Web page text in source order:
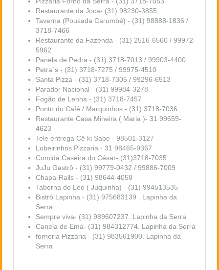
Restaurante da Joca- (31) 98230-3855
Taverna (Pousada Carumbé) - (31) 98888-1836 /
3718-7466
Restaurante da Fazenda - (31) 2516-6560 / 99972-
5962
Panela de Pedra - (31) 3718-7013 / 99903-4400
Petra`s - (31) 3718-7275 / 99975-4510
Santa Pizza - (31) 3718-7305 / 99296-6513
Parador Nacional - (31) 99984-3278
Fogão de Lenha - (31) 3718-7457
Ponto do Café / Marquinhos - (31) 3718-7036
Restaurante Casa Mineira ( Maria )- 31 99659-
4623
Tele entrega Cê ki Sabe - 98501-3127
Lobeirinhos Pizzaria - 31 98465-9367
Comida Caseira do César- (31)3718-7035
JuJu Gastrô - (31) 99779-0432 / 99886-7009
Chapa-Ralls - (31) 98644-4058
Taberna do Leo ( Juquinha) - (31) 994513535
Bistrô Lapinha - (31) 975683139 . Lapinha da
Serra
Sempre viva- (31) 989607237. Lapinha da Serra
Canela de Ema- (31) 984312774. Lapinha da Serra
forneria Pizzaria - (31) 983561900. Lapinha da
Serra